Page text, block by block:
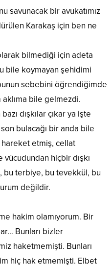
savunacak bir avukatımız
Karakaş için ben ne
bilmediği için adeta
bile koymayan şehidimi
sebebini öğrendiğimde
bile gelmezdi.
dışkılar çıkar ya işte
son bulacağı bir anda bile
etmiş, cellat
hiçbir dışkı
bu terbiye, bu tevekkül, bu
değildir.
hakim olamıyorum. Bir
Bunları bizler
haketmemişti. Bunları
hiç hak etmemişti. Elbet